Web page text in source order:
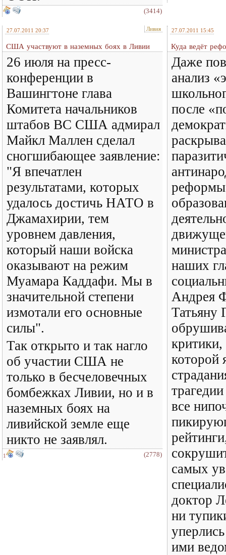
(3414)
27.07.2011 20:37 Ливия
США участвуют в наземных боях в Ливии
26 июля на пресс-
конференции в
Вашингтоне глава
Комитета начальников
штабов ВС США адмирал
Майкл Маллен сделал
сногшибающее заявление:
"Я впечатлен
результатами, которых
удалось достичь НАТО в
Джамахирии, тем
уровнем давления,
который наши войска
оказывают на режим
Муамара Каддафи. Мы в
значительной степени
измотали его основные
силы".
Так открыто и так нагло
об участии США не
только в бесчеловечных
бомбежках Ливии, но и в
наземных боях на
ливийской земле еще
никто не заявлял.
1 (2778)
27.07.2011 15:45
Куда ведёт
Даже
анализ
после
реформы
наших
Андрея
Татьяну
которой
все
самых
доктор
ни
ими